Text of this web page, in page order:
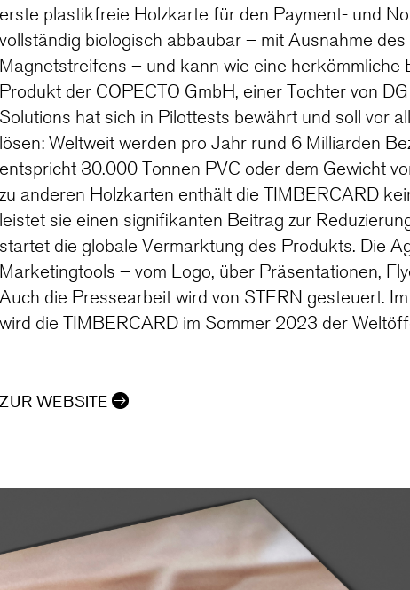
erste plastikfreie Holzkarte für den Payment- und
vollständig biologisch abbaubar – mit Ausnahme
Magnetstreifens – und kann wie eine
Produkt der COPECTO GmbH, einer Tochter von
Solutions hat sich in Pilottests bewährt und soll vor
lösen: Weltweit werden pro Jahr rund 6 Milliarden
entspricht 30.000 Tonnen PVC oder dem Gewicht
zu anderen Holzkarten enthält die TIMBERCARD
leistet sie einen signifikanten Beitrag zur
startet die globale Vermarktung des Produkts. Die
Marketingtools – vom Logo, über Präsentationen,
Auch die Pressearbeit wird von STERN gesteuert.
wird die TIMBERCARD im Sommer 2023 der
ZUR WEBSITE